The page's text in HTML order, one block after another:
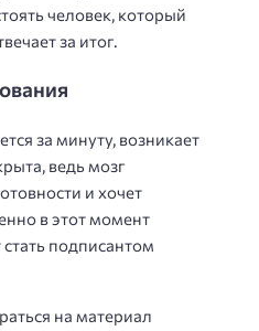
человек, который
за итог.
за минуту, возникает
ведь мозг
и хочет
в этот момент
подписантом
на материал